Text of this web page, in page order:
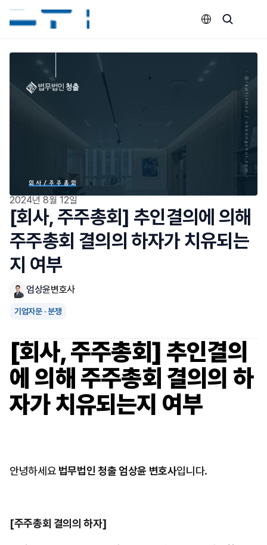
2024년 8월 12일
[회사, 주주총회] 추인결의에 의해
주주총회 결의의 하자가 치유되는
지 여부
엄상윤변호사
기업자문 · 분쟁
[회사, 주주총회] 추인결의
에 의해 주주총회 결의의 하
자가 치유되는지 여부
안녕하세요 법무법인 청출 엄상윤 변호사입니다.
[주주총회 결의의 하자]
Select Language